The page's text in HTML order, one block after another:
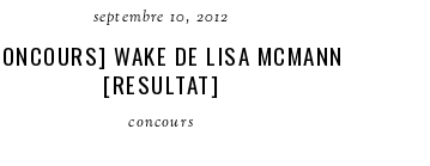
septembre 10, 2012
WAKE DE LISA MCMANN
[RESULTAT]
concours